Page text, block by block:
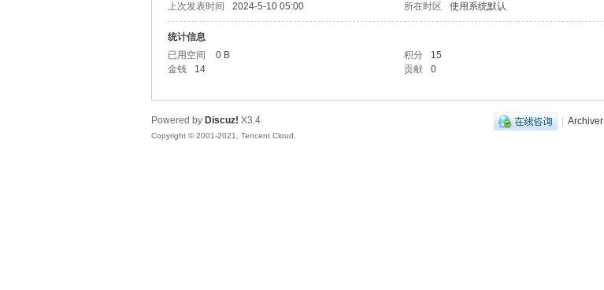
心
上次发表时间
2024-5-10 05:00 所在时区 使用系统默认
统计信息
已用空间
0 B 积分 15
金钱
14 贡献 0
| Archiver
Powered by Discuz! X3.4
Copyright © 2001-2021, Tencent Cloud.